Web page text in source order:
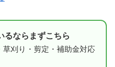
るならまずこちら
刈り・剪定・補助金対応